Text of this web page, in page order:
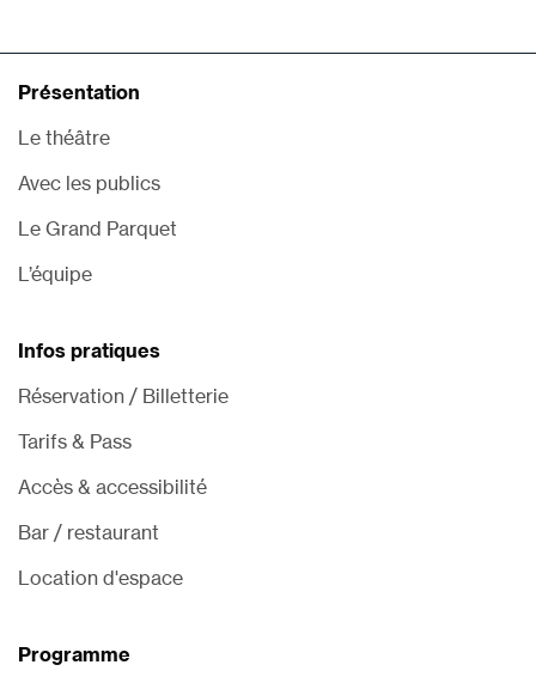
Présentation
Le théâtre
Avec les publics
Le Grand Parquet
L’équipe
Infos pratiques
Réservation / Billetterie
Tarifs & Pass
Accès & accessibilité
Bar / restaurant
Location d'espace
Programme